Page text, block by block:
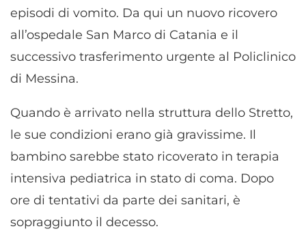
episodi di vomito. Da qui un nuovo ricovero
all’ospedale San Marco di Catania e il
successivo trasferimento urgente al Policlinico
di Messina.
Quando è arrivato nella struttura dello Stretto,
le sue condizioni erano già gravissime. Il
bambino sarebbe stato ricoverato in terapia
intensiva pediatrica in stato di coma. Dopo
ore di tentativi da parte dei sanitari, è
sopraggiunto il decesso.